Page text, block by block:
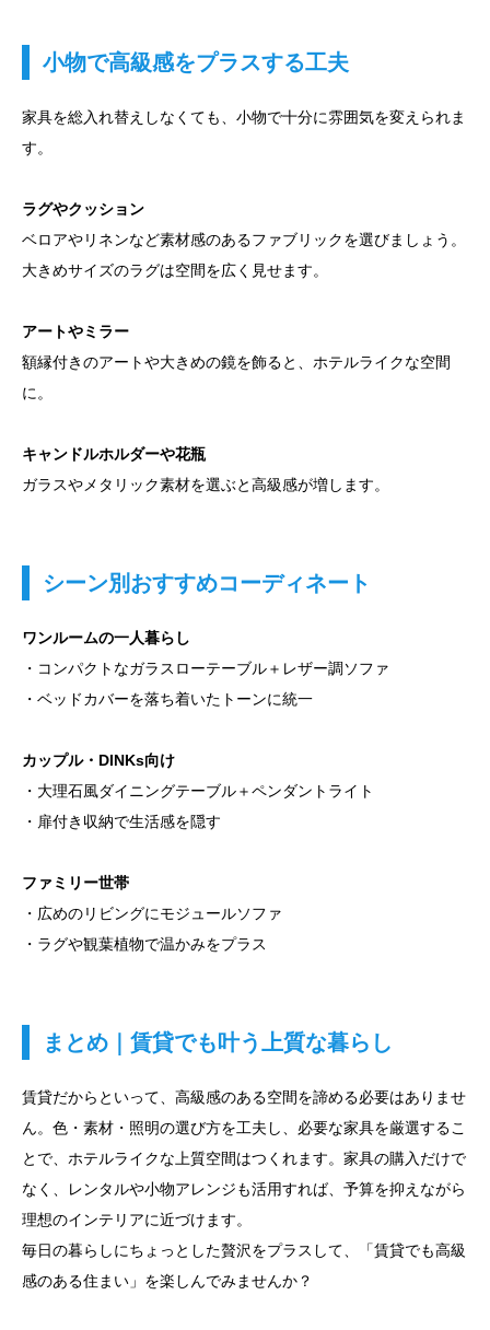
小物で高級感をプラスする工夫
家具を総入れ替えしなくても、小物で十分に雰囲気を変えられま
す。
ラグやクッション
ベロアやリネンなど素材感のあるファブリックを選びましょう。
大きめサイズのラグは空間を広く見せます。
アートやミラー
額縁付きのアートや大きめの鏡を飾ると、ホテルライクな空間
に。
キャンドルホルダーや花瓶
ガラスやメタリック素材を選ぶと高級感が増します。
シーン別おすすめコーディネート
ワンルームの一人暮らし
・コンパクトなガラスローテーブル＋レザー調ソファ
・ベッドカバーを落ち着いたトーンに統一
カップル・DINKs向け
・大理石風ダイニングテーブル＋ペンダントライト
・扉付き収納で生活感を隠す
ファミリー世帯
・広めのリビングにモジュールソファ
・ラグや観葉植物で温かみをプラス
まとめ｜賃貸でも叶う上質な暮らし
賃貸だからといって、高級感のある空間を諦める必要はありませ
ん。色・素材・照明の選び方を工夫し、必要な家具を厳選するこ
とで、ホテルライクな上質空間はつくれます。家具の購入だけで
なく、レンタルや小物アレンジも活用すれば、予算を抑えながら
理想のインテリアに近づけます。
毎日の暮らしにちょっとした贅沢をプラスして、「賃貸でも高級
感のある住まい」を楽しんでみませんか？